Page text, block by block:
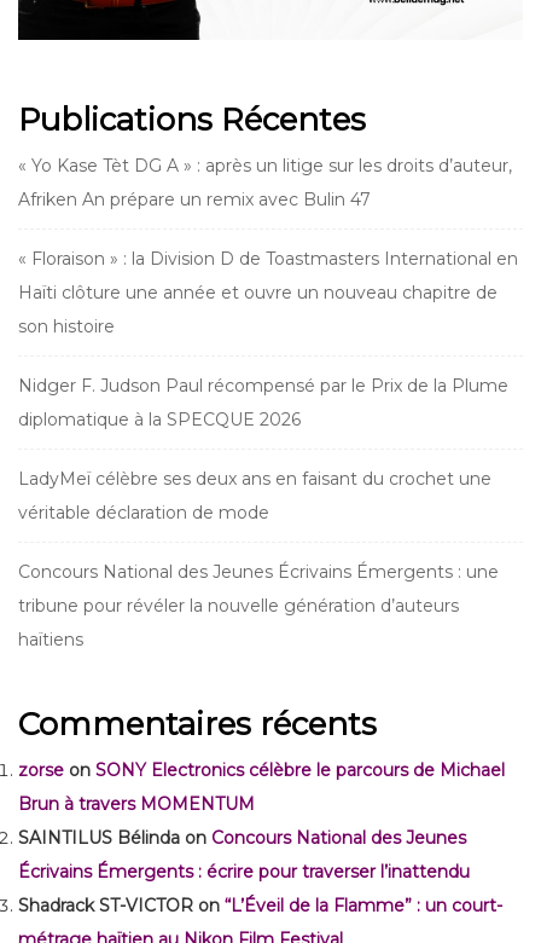
Publications Récentes
« Yo Kase Tèt DG A » : après un litige sur les droits d’auteur,
Afriken An prépare un remix avec Bulin 47
« Floraison » : la Division D de Toastmasters International en
Haïti clôture une année et ouvre un nouveau chapitre de
son histoire
Nidger F. Judson Paul récompensé par le Prix de la Plume
diplomatique à la SPECQUE 2026
LadyMeï célèbre ses deux ans en faisant du crochet une
véritable déclaration de mode
Concours National des Jeunes Écrivains Émergents : une
tribune pour révéler la nouvelle génération d’auteurs
haïtiens
Commentaires récents
zorse on SONY Electronics célèbre le parcours de Michael
Brun à travers MOMENTUM
SAINTILUS Bélinda on Concours National des Jeunes
Écrivains Émergents : écrire pour traverser l’inattendu
Shadrack ST-VICTOR on “L’Éveil de la Flamme” : un court-